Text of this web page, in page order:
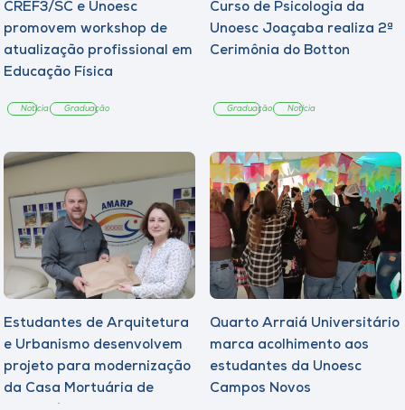
CREF3/SC e Unoesc
promovem workshop de
atualização profissional em
Educação Física
Notícia Graduação
Curso de Psicologia da
Unoesc Joaçaba realiza 2ª
Cerimônia do Botton
Graduação Notícia
Estudantes de Arquitetura
e Urbanismo desenvolvem
projeto para modernização
da Casa Mortuária de
Quarto Arraiá Universitário
marca acolhimento aos
estudantes da Unoesc
Campos Novos